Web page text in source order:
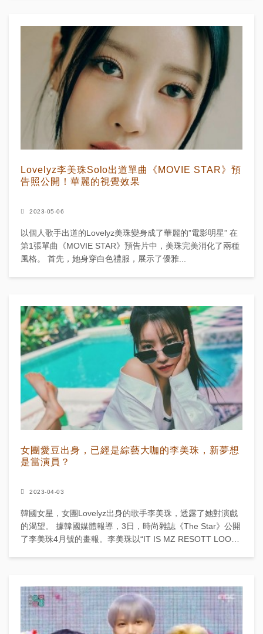
Lovelyz李美珠Solo出道單曲《MOVIE STAR》預
告照公開！華麗的視覺效果
2023-05-06
以個人歌手出道的Lovelyz美珠變身成了華麗的”電影明星” 在
第1張單曲《MOVIE STAR》預告片中，美珠完美消化了兩種
風格。 首先，她身穿白色禮服，展示了優雅...
女團愛豆出身，已經是綜藝大咖的李美珠，新夢想
是當演員？
2023-04-03
韓國女星，女團Lovelyz出身的歌手李美珠，透露了她對演戲
的渴望。 據韓國媒體報導，3日，時尚雜誌《The Star》公開
了李美珠4月號的畫報。李美珠以“IT IS MZ RESOTT LOOK”